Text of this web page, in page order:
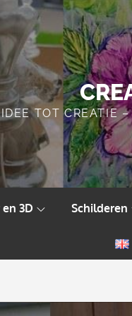
TOT CREATIE
en 3D Schilderen